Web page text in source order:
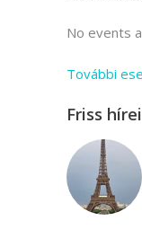
No events
További
Friss